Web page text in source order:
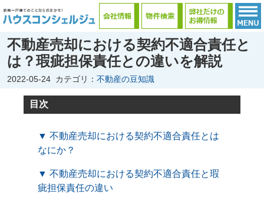
不動産売却における契約不適合責任と
は？瑕疵担保責任との違いを解説
2022-05-24 カテゴリ： 不動産の豆知識
目次
▼ 不動産売却における契約不適合責任とは
なにか？
▼ 不動産売却における契約不適合責任と瑕
疵担保責任の違い